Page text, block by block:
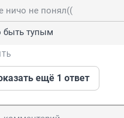
ничо не понял((
быть тупым
ещё 1 ответ